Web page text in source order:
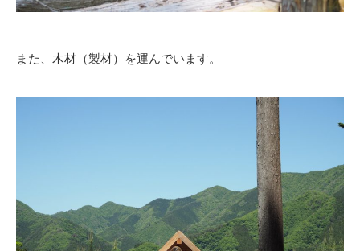
また、木材（製材）を運んでいます。